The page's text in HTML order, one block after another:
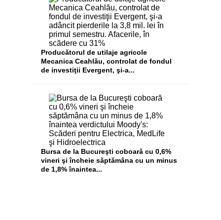
Producătorul de utilaje agricole
Mecanica Ceahlău, controlat de fondul
de investiţii Evergent, şi-a...
Bursa de la Bucureşti coboară cu 0,6%
vineri şi încheie săptămâna cu un minus
de 1,8% înaintea...